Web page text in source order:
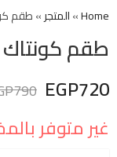
Home
»المتجر»طقم
طقم
EGP720
790
غير متوفر